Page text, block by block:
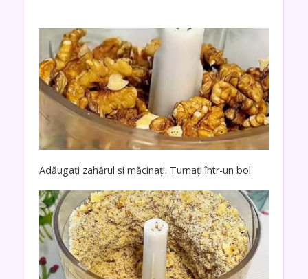
Adăugați zahărul și măcinați. Turnați într-un bol.